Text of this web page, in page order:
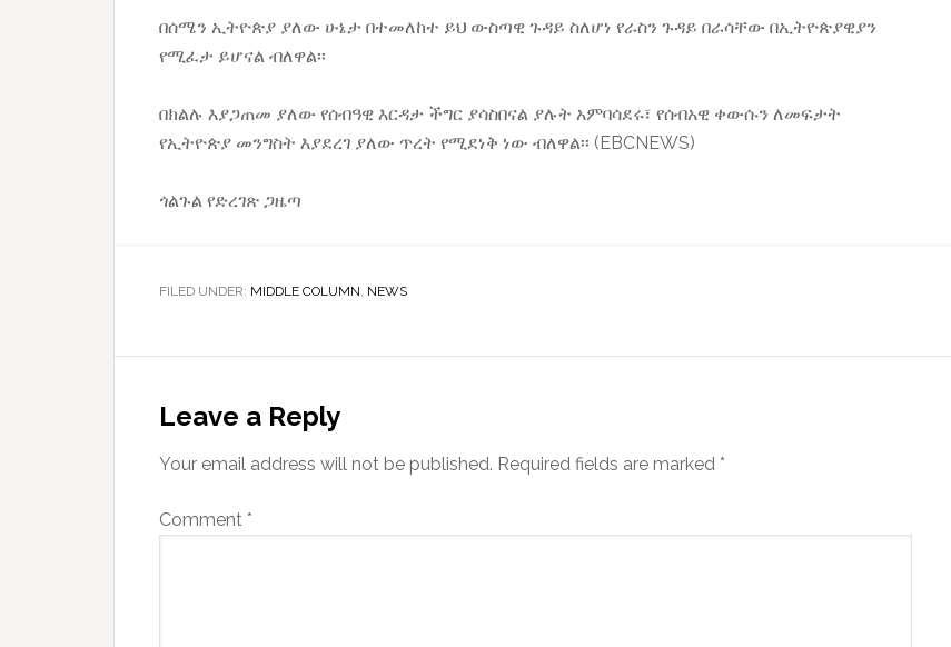
በሰሜን ኢትዮጵያ ያለው ሁኔታ በተመለከተ ይህ ውስጣዊ ጉዳይ ስለሆነ የራስን ጉዳይ በራሳቸው በኢትዮጵያዊያን
የሚፈታ ይሆናል ብለዋል፡፡
በክልሉ እያጋጠመ ያለው የሰብዓዊ እርዳታ ችግር ያሳስበናል ያሉት አምባሳደሩ፣ የሰብአዊ ቀውሱን ለመፍታት
የኢትዮጵያ መንግስት እያደረገ ያለው ጥረት የሚደነቅ ነው ብለዋል፡፡ (EBCNEWS)
ጎልጉል የድረገጽ ጋዜጣ
FILED UNDER: MIDDLE COLUMN, NEWS
Leave a Reply
Your email address will not be published. Required fields are marked *
Comment *